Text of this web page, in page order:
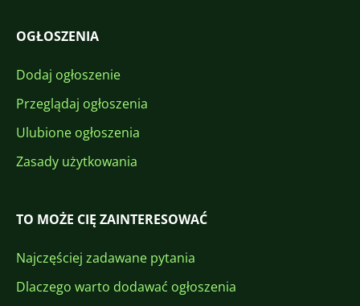
OGŁOSZENIA
Dodaj ogłoszenie
Przeglądaj ogłoszenia
Ulubione ogłoszenia
Zasady użytkowania
TO MOŻE CIĘ ZAINTERESOWAĆ
Najczęściej zadawane pytania
Dlaczego warto dodawać ogłoszenia